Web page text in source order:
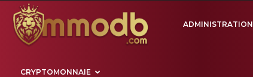
Mmodb.comADMINISTRATION
CRYPTOMONNAIE